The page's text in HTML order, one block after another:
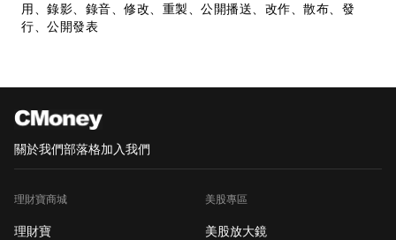
用、錄影、錄音、修改、重製、公開播送、改作、散布、發
行、公開發表
關於我們部落格加入我們
理財寶商城
理財寶
美股專區
美股放大鏡